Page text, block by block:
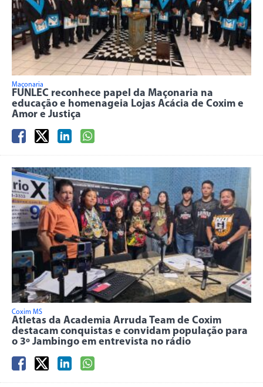
Maçonaria
FUNLEC reconhece papel da Maçonaria na
educação e homenageia Lojas Acácia de Coxim e
Amor e Justiça
Coxim MS
Atletas da Academia Arruda Team de Coxim
destacam conquistas e convidam população para
o 3º Jambingo em entrevista no rádio